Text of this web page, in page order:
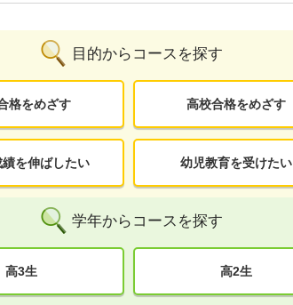
目的からコースを探す
格をめざす 高校合格をめざす
を伸ばしたい 幼児教育を受けたい
学年からコースを探す
高3生 高2生